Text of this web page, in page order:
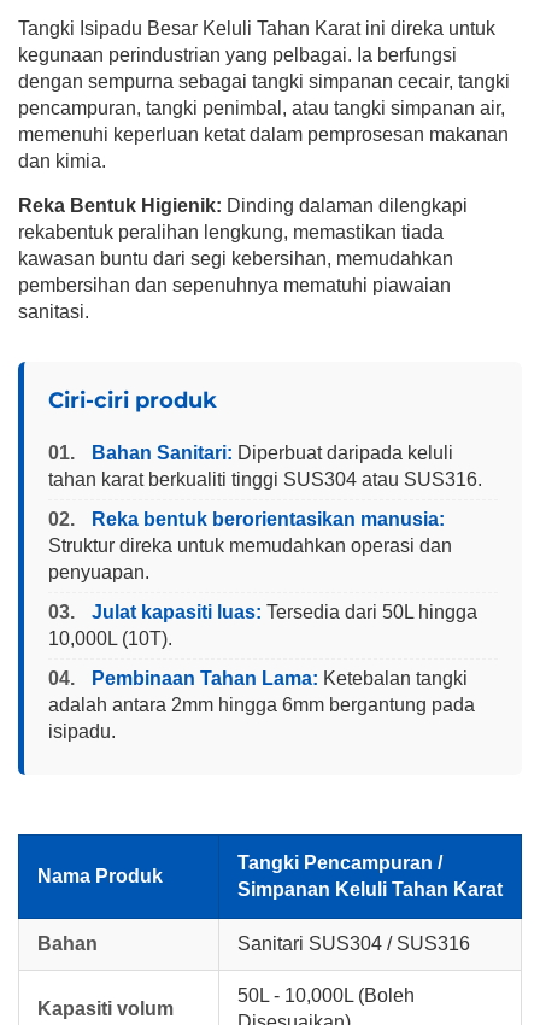
Tangki Isipadu Besar Keluli Tahan Karat ini direka untuk
kegunaan perindustrian yang pelbagai. Ia berfungsi
dengan sempurna sebagai tangki simpanan cecair, tangki
pencampuran, tangki penimbal, atau tangki simpanan air,
memenuhi keperluan ketat dalam pemprosesan makanan
dan kimia.
Reka Bentuk Higienik: Dinding dalaman dilengkapi
rekabentuk peralihan lengkung, memastikan tiada
kawasan buntu dari segi kebersihan, memudahkan
pembersihan dan sepenuhnya mematuhi piawaian
sanitasi.
Ciri-ciri produk
01. Bahan Sanitari: Diperbuat daripada keluli
tahan karat berkualiti tinggi SUS304 atau SUS316.
02.
Reka bentuk berorientasikan manusia:
Struktur direka untuk memudahkan operasi dan
penyuapan.
03.
Julat kapasiti luas: Tersedia dari 50L hingga
10,000L (10T).
04.
Pembinaan Tahan Lama: Ketebalan tangki
adalah antara 2mm hingga 6mm bergantung pada
isipadu.
Nama Produk
Tangki Pencampuran /
Simpanan Keluli Tahan Karat
Bahan Sanitari SUS304 / SUS316
Kapasiti volum
50L - 10,000L (Boleh